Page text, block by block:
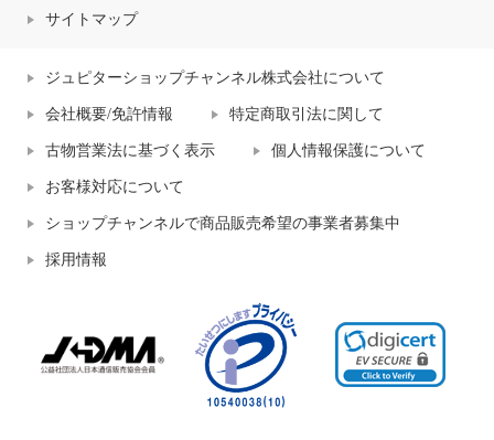
サイトマップ
ジュピターショップチャンネル株式会社について
会社概要/免許情報 特定商取引法に関して
古物営業法に基づく表示 個人情報保護について
お客様対応について
ショップチャンネルで商品販売希望の事業者募集中
採用情報